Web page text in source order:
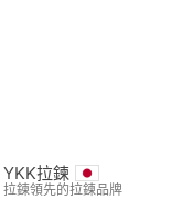
YKK拉鍊
拉鍊領先的拉鍊品牌